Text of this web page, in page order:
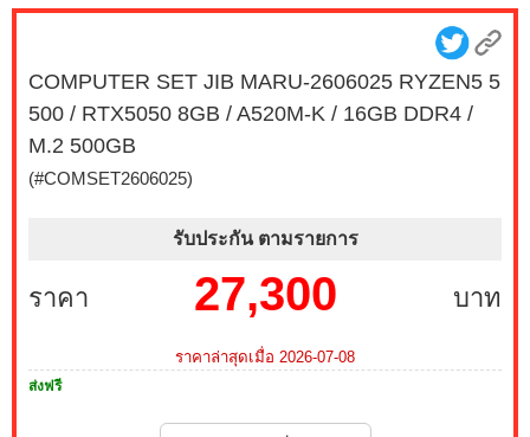
27G550B-B 300Hz G-SYNC-COM (1 เซ็ต ต่อ 1 จอ)
บาท เหลือเพียง 2,300 บาท MONITOR 23.8 MSI IPS
PRO MP243L E14 144Hz FREESYNC (1 เซ็ต ต่อ 1 จอ)
บริการ Onsite Service ติดตั้งคอมพิวเตอร์ถึงบ้านคุณ เมื่อ
ซื้อพร้อมคอมเซ็ต ลดทันที 200 บาท จากปกติ 1,000 บาท
สนใจโปรโมชั่นนี้ ติดต่อ 02-017-4444
เมื่อซื้อพร้อมคอมเซ็ต ลดทันที 790 บาท จากปกติ 3,590
โปรโมชั่นนี้ ติดต่อ 02-017-4444
COMPUTER SET JIB MARU-2606025 RYZEN5 5
500 / RTX5050 8GB / A520M-K / 16GB DDR4 /
M.2 500GB
(#COMSET2606025)
รับประกัน ตามรายการ
ราคา บาท
27,300
ราคาล่าสุดเมื่อ 2026-07-08
ส่งฟรี